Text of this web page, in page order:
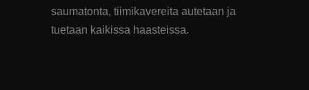
saumatonta, tiimikavereita autetaan ja
tuetaan kaikissa haasteissa.